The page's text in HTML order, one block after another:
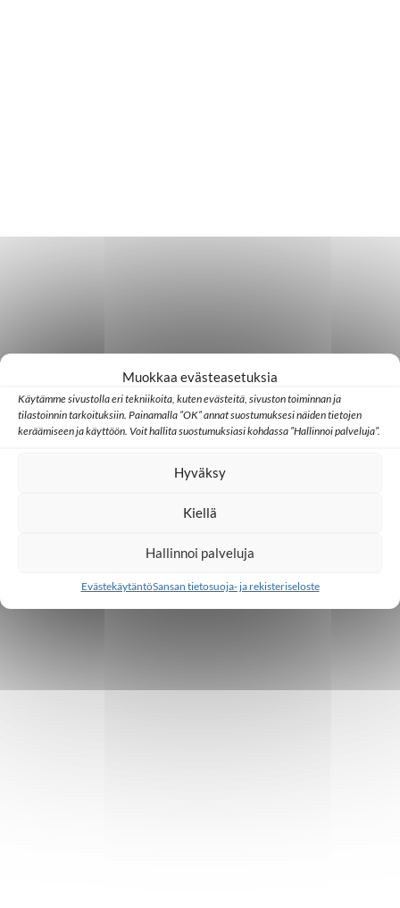
Muokkaa evästeasetuksia
Käytämme sivustolla eri tekniikoita, kuten evästeitä, sivuston toiminnan ja
tilastoinnin tarkoituksiin. Painamalla ”OK” annat suostumuksesi näiden tietojen
keräämiseen ja käyttöön. Voit hallita suostumuksiasi kohdassa ”Hallinnoi palveluja”.
Hyväksy
Kiellä
Hallinnoi palveluja
EvästekäytäntöSansan tietosuoja- ja rekisteriseloste